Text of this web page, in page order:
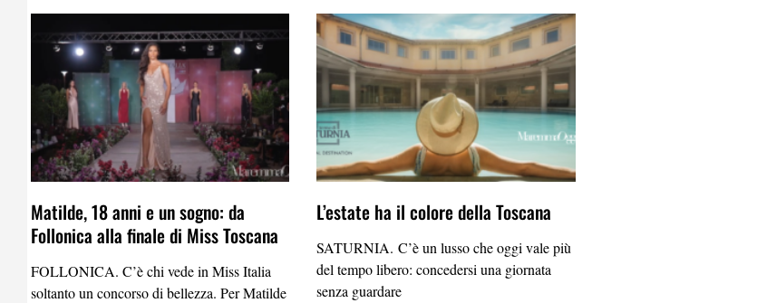
Matilde, 18 anni e un sogno: da
Follonica alla finale di Miss Toscana
FOLLONICA. C’è chi vede in Miss Italia
soltanto un concorso di bellezza. Per Matilde
L’estate ha il colore della Toscana
SATURNIA. C’è un lusso che oggi vale più
del tempo libero: concedersi una giornata
senza guardare